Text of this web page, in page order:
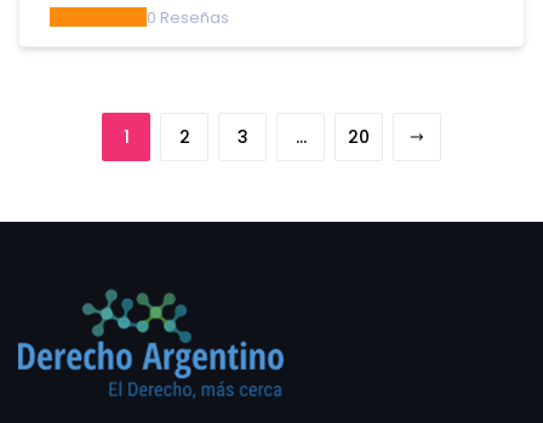
0 Reseñas
1 2 3 … 20